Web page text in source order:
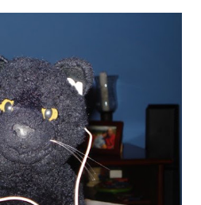
lo que en realidad había sido
"clasificó" a la inauguración
la que sí clasificó. Es decir por
y con dentadura imperfecta. A
tontería. Si la niña que sí
que la hayan discriminado